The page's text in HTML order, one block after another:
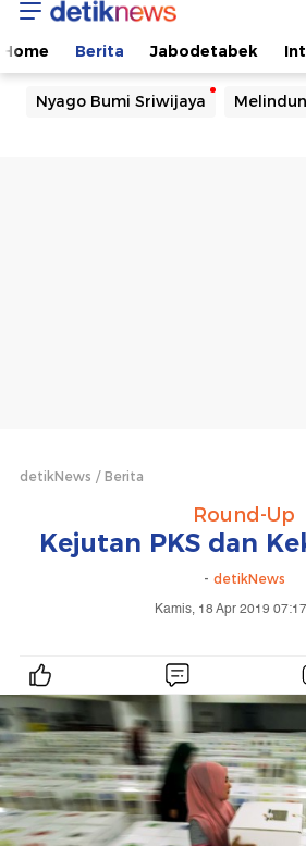
Home Berita Jabodetabek
Nyago Bumi Sriwijaya
detikNews Berita
Round-Up
Kejutan PKS dan
- detikNews
Kamis, 18 Apr 2019